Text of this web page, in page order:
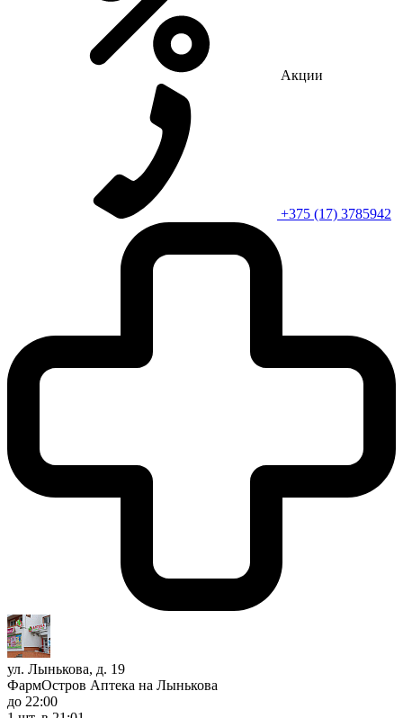
Акции
+375 (17) 3785942
ул. Лынькова, д. 19
ФармОстров Аптека на Лынькова
до 22:00